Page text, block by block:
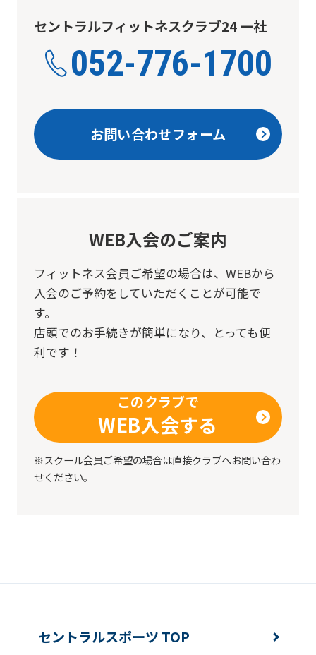
セントラルフィットネスクラブ24 一社
052-776-1700
お問い合わせフォーム
WEB入会のご案内
フィットネス会員ご希望の場合は、 WEBから
入会のご予約をしていただくことが可能で
す。
店頭でのお手続きが簡単になり、とっても便
利です！
このクラブで
WEB入会する
※スクール会員ご希望の場合は直接クラブへお問い合わ
せください。
セントラルスポーツ TOP